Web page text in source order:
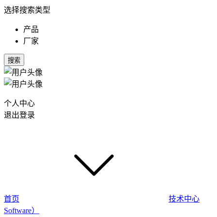
选择搜索类型
产品
厂家
搜索
个人中心
退出登录
首页
技术中心
Software）